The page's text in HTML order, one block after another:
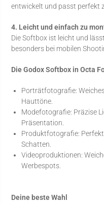
entwickelt und passt perfekt
4. Leicht und einfach zu
Die Softbox ist leicht und
besonders bei mobilen
Die Godox Softbox in Octa
Porträtfotografie:
Hauttöne.
Modefotografie: Präzise
Präsentation.
Produktfotografie:
Schatten.
Videoproduktionen:
Werbespots.
Deine beste Wahl